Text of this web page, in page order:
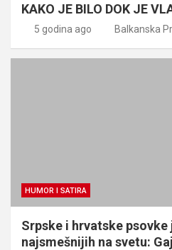
KAKO JE BILO DOK JE
5 godina ago Balkanska
HUMOR I SATIRA
Srpske i hrvatske psovke
najsmešnijih na svetu: